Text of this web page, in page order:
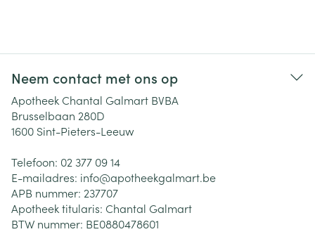
Neem contact met ons op
Apotheek Chantal Galmart BVBA
Brusselbaan 280D
1600 Sint-Pieters-Leeuw
Telefoon: 02 377 09 14
E-mailadres: info@apotheekgalmart.be
APB nummer: 237707
Apotheek titularis: Chantal Galmart
BTW nummer: BE0880478601